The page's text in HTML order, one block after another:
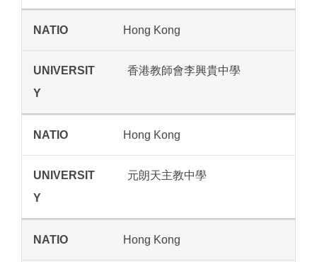
Hong Kong
香港教師會李興貴中學
Hong Kong
元朗天主教中學
Hong Kong